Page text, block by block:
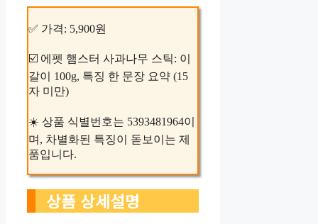
✅ 가격: 5,900원
☑️ 에펫 햄스터 사과나무 스틱: 이
갈이 100g, 특징 한 문장 요약 (15
자 미만)
☀️ 상품 식별번호는 5393481964이
며, 차별화된 특징이 돋보이는 제
품입니다.
상품 상세설명